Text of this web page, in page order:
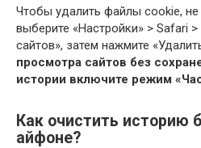
Чтобы удалить файлы cookie,
выберите «Настройки» > Safari
сайтов», затем нажмите
просмотра сайтов без
истории включите режим
Как очистить историю
айфоне?